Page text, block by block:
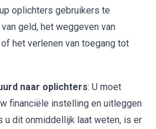
oplichters gebruikers te
geld, het weggeven van
het verlenen van toegang tot
naar oplichters: U moet
financiële instelling en uitleggen
u dit onmiddellijk laat weten, is er